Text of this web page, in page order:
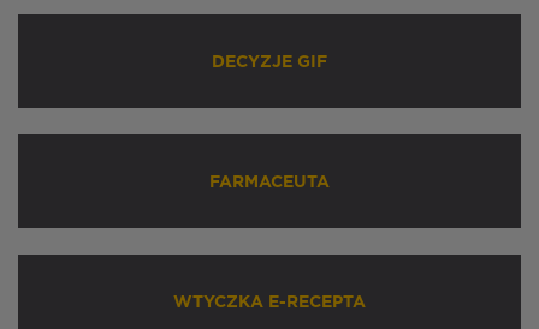
DECYZJE GIF
FARMACEUTA
WTYCZKA E-RECEPTA